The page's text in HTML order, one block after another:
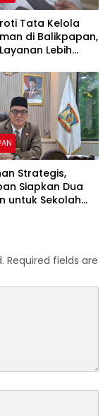
Tata Kelola
di Balikpapan,
Lebih
Strategis,
Siapkan Dua
untuk Sekolah
Required fields are